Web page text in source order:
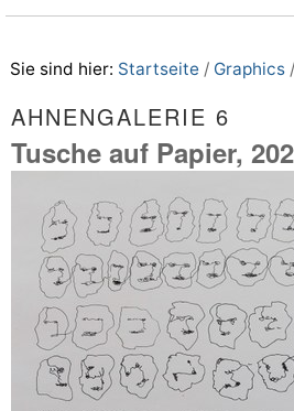
Sie sind hier: Startseite / Graphics /
AHNENGALERIE 6
Tusche auf Papier,